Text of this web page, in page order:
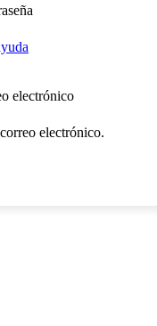
electrónico
electrónico.